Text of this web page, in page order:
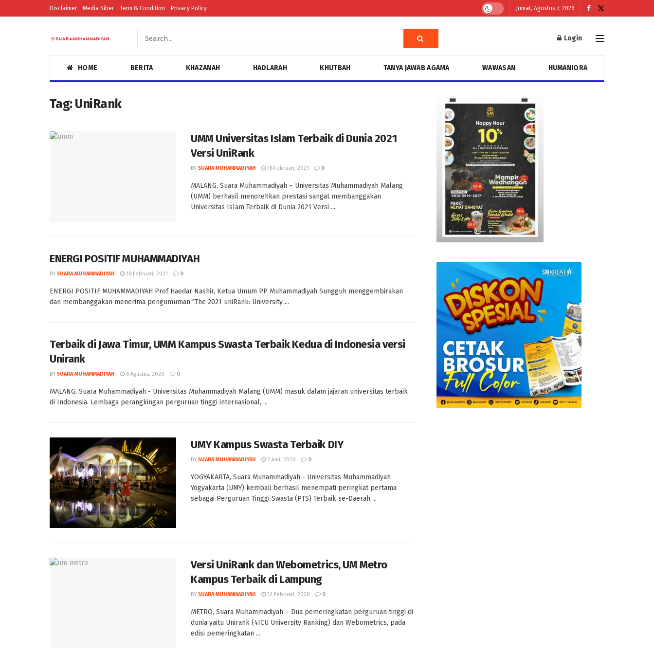
Disclaimer Media Siber Term & Condition Privacy Policy Jumat, Agustus 7, 2026
Login
HOME BERITA KHAZANAH HADLARAH KHUTBAH TANYA JAWAB AGAMA WAWASAN HUMANIORA
Tag:UniRank
UMM Universitas Islam Terbaik di Dunia 2021
Versi UniRank
BY SUARA MUHAMMADIYAH 18 Februari, 2021 0
MALANG, Suara Muhammadiyah – Universitas Muhammadiyah Malang
(UMM) berhasil menorehkan prestasi sangat membanggakan
Universitas Islam Terbaik di Dunia 2021 Versi ...
ENERGI POSITIF MUHAMMADIYAH
BY SUARA MUHAMMADIYAH 18 Februari, 2021 0
ENERGI POSITIF MUHAMMADIYAH Prof Haedar Nashir, Ketua Umum PP Muhammadiyah Sungguh menggembirakan
dan membanggakan menerima pengumuman "The 2021 uniRank: University ...
Terbaik di Jawa Timur, UMM Kampus Swasta Terbaik Kedua di Indonesia versi
Unirank
BY SUARA MUHAMMADIYAH 6 Agustus, 2020 0
MALANG, Suara Muhammadiyah - Universitas Muhammadiyah Malang (UMM) masuk dalam jajaran universitas terbaik
di Indonesia. Lembaga perangkingan perguruan tinggi internasional, ...
UMY Kampus Swasta Terbaik DIY
BY SUARA MUHAMMADIYAH 2 Juni, 2020 0
YOGYAKARTA, Suara Muhammadiyah - Universitas Muhammadiyah
Yogyakarta (UMY) kembali berhasil menempati peringkat pertama
sebagai Perguruan Tinggi Swasta (PTS) Terbaik se-Daerah ...
Versi UniRank dan Webometrics, UM Metro
Kampus Terbaik di Lampung
BY SUARA MUHAMMADIYAH 12 Februari, 2020 0
METRO, Suara Muhammadiyah – Dua pemeringkatan perguruan tinggi di
dunia yaitu Unirank (4ICU University Ranking) dan Webometrics, pada
edisi pemeringkatan ...